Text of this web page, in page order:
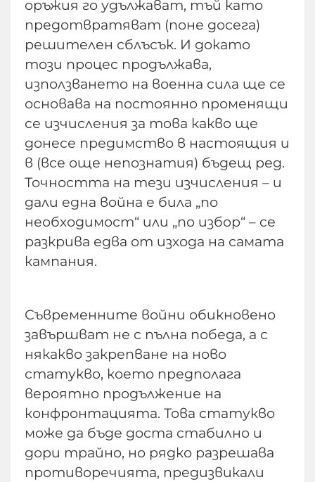
оръжия го удължават, тъй като
предотвратяват (поне досега)
решителен сблъсък. И докато
този процес продължава,
използването на военна сила ще се
основава на постоянно променящи
се изчисления за това какво ще
донесе предимство в настоящия и
в (все още непознатия) бъдещ ред.
Точността на тези изчисления – и
дали една война е била „по
необходимост“ или „по избор“ – се
разкрива едва от изхода на самата
кампания.
Съвременните войни обикновено
завършват не с пълна победа, а с
някакво закрепване на ново
статукво, което предполага
вероятно продължение на
конфронтацията. Това статукво
може да бъде доста стабилно и
дори трайно, но рядко разрешава
противоречията, предизвикали